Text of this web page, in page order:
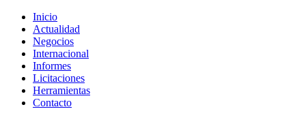
Inicio
Actualidad
Negocios
Internacional
Informes
Licitaciones
Herramientas
Contacto